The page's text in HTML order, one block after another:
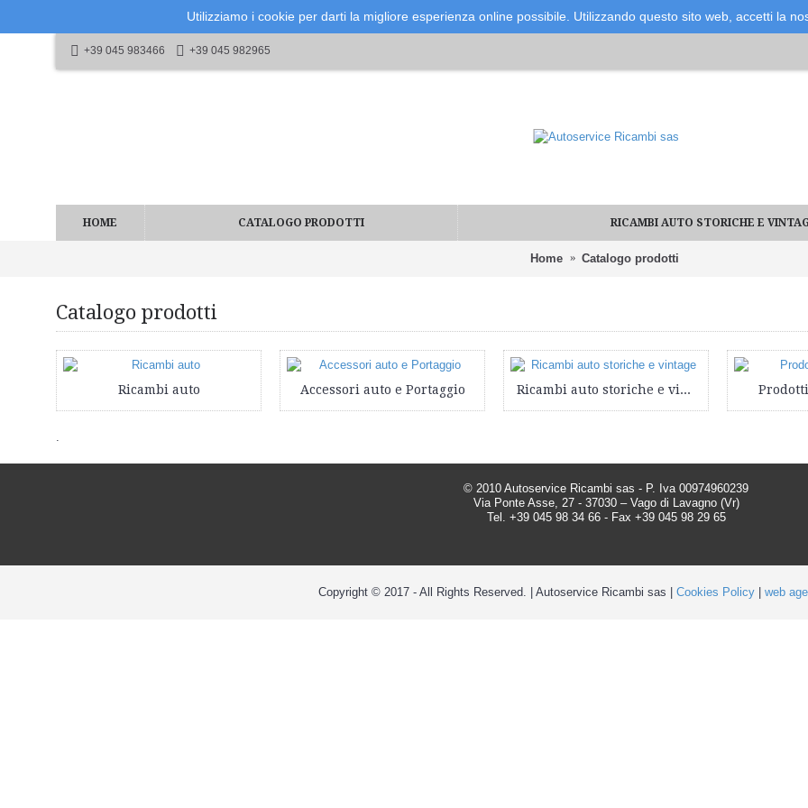
Utilizziamo i cookie per darti la migliore esperienza online possibile. Utilizzando questo sito web, accetti la
+39 045 983466 +39 045 982965
HOME CATALOGO PRODOTTI RICAMBI AUTO STORICHE E
Home Catalogo prodotti
Catalogo prodotti
Ricambi auto Accessori auto e Portaggio Ricambi auto storiche e vintage
.
© 2010 Autoservice Ricambi sas - P. Iva 00974960239
Via Ponte Asse, 27 - 37030 – Vago di Lavagno (Vr)
Tel. +39 045 98 34 66 - Fax +39 045 98 29 65
Copyright © 2017 - All Rights Reserved. | Autoservice Ricambi sas | Cookies Policy web